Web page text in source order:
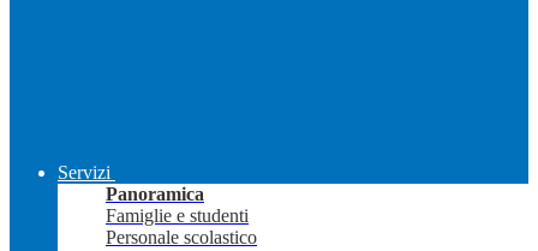
Servizi
Panoramica
Famiglie e studenti
Personale scolastico